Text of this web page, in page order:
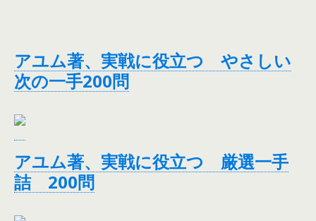
アユム著、実戦に役立つ やさしい
次の一手200問
アユム著、実戦に役立つ 厳選一手
詰 200問